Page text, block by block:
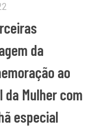
da
ao
da Mulher com
especial